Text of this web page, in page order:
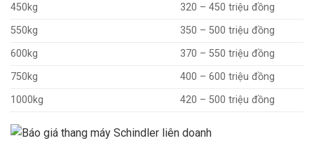
450kg
320 – 450 triệu đồng
550kg
350 – 500 triệu đồng
600kg
370 – 550 triệu đồng
750kg
400 – 600 triệu đồng
1000kg
420 – 500 triệu đồng